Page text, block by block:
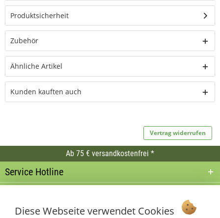
Produktsicherheit
Zubehör
Ähnliche Artikel
Kunden kauften auch
Vertrag widerrufen
Ab 75 € versandkostenfrei *
Service Hotline
Informationen
Diese Webseite verwendet Cookies